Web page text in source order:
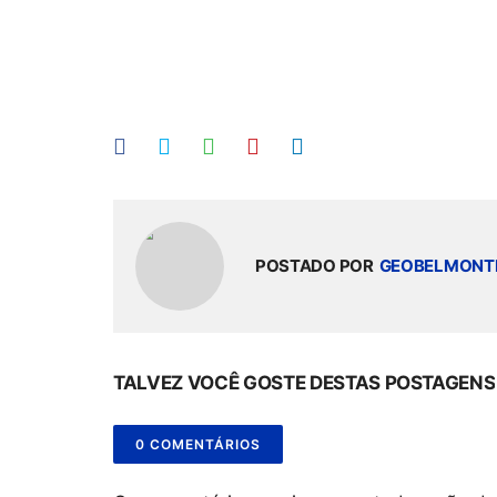
POSTADO POR
TALVEZ VOCÊ GOSTE DESTAS POSTAGENS
0 COMENTÁRIOS